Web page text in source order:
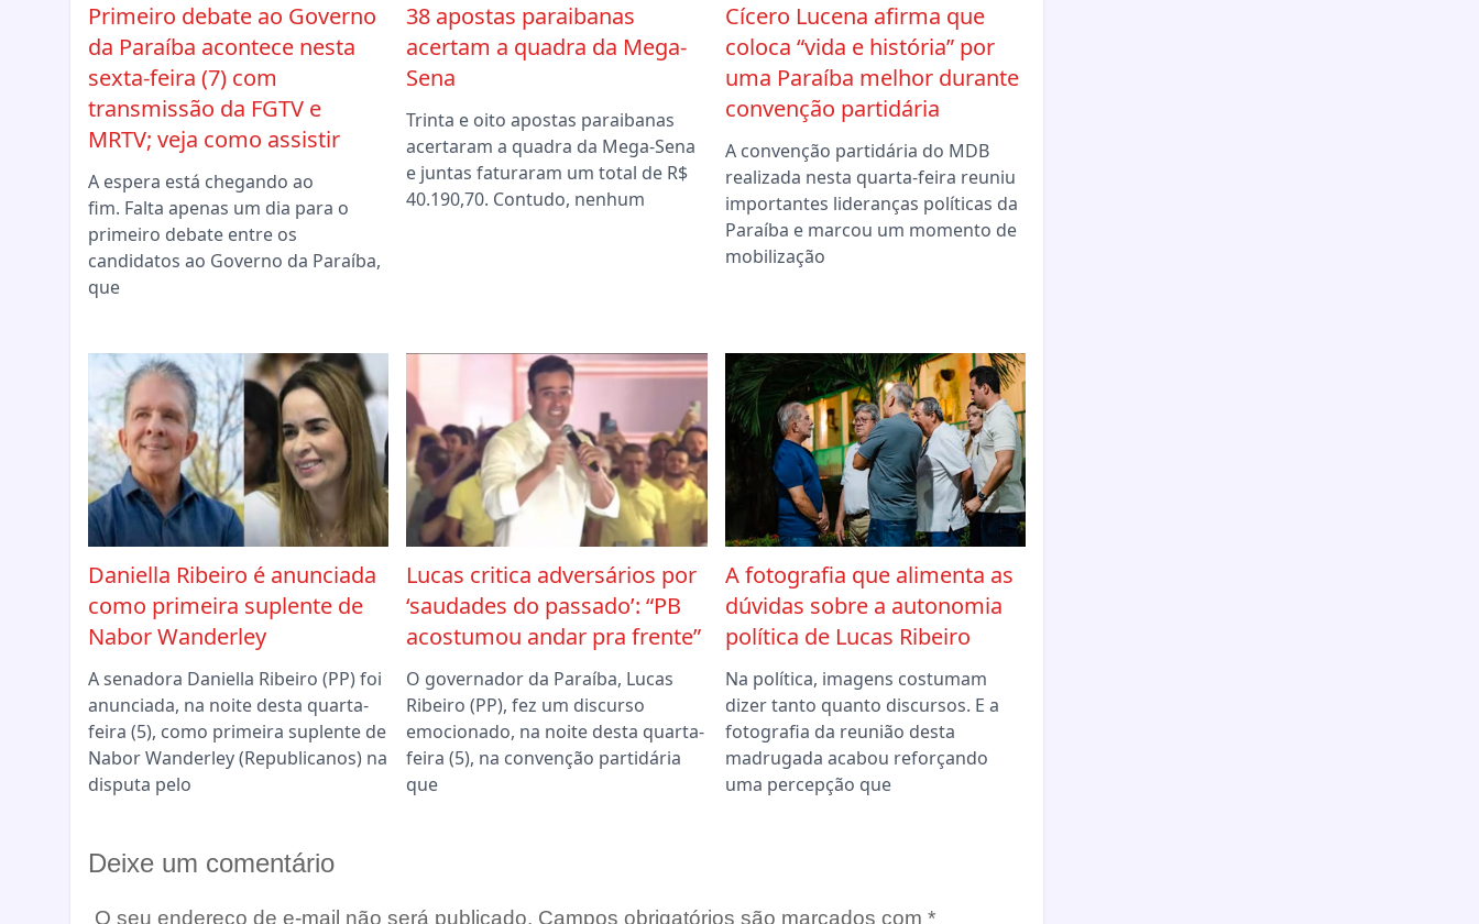
Primeiro debate ao Governo
da Paraíba acontece nesta
sexta-feira (7) com
transmissão da FGTV e
MRTV; veja como assistir
A espera está chegando ao
fim. Falta apenas um dia para o
primeiro debate entre os
candidatos ao Governo da Paraíba,
que
38 apostas paraibanas
acertam a quadra da Mega-
Sena
Trinta e oito apostas paraibanas
acertaram a quadra da Mega-Sena
e juntas faturaram um total de R$
40.190,70. Contudo, nenhum
Cícero Lucena afirma que
coloca “vida e história” por
uma Paraíba melhor durante
convenção partidária
A convenção partidária do MDB
realizada nesta quarta-feira reuniu
importantes lideranças políticas da
Paraíba e marcou um momento de
mobilização
Daniella Ribeiro é anunciada
como primeira suplente de
Nabor Wanderley
A senadora Daniella Ribeiro (PP) foi
anunciada, na noite desta quarta-
feira (5), como primeira suplente de
Nabor Wanderley (Republicanos) na
disputa pelo
Lucas critica adversários por
‘saudades do passado’: “PB
acostumou andar pra frente”
O governador da Paraíba, Lucas
Ribeiro (PP), fez um discurso
emocionado, na noite desta quarta-
feira (5), na convenção partidária
que
A fotografia que alimenta as
dúvidas sobre a autonomia
política de Lucas Ribeiro
Na política, imagens costumam
dizer tanto quanto discursos. E a
fotografia da reunião desta
madrugada acabou reforçando
uma percepção que
Deixe um comentário
O seu endereço de e-mail não será publicado. Campos obrigatórios são marcados com *